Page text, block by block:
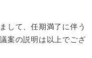
して、任期満了に伴う
案の説明は以上でござ